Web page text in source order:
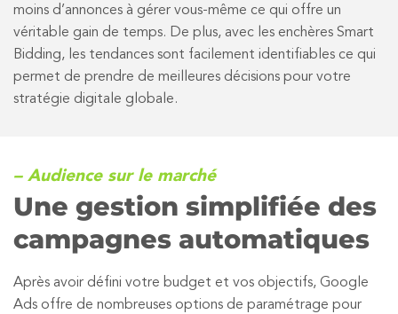
moins d’annonces à gérer vous-même ce qui offre un
véritable gain de temps. De plus, avec les enchères Smart
Bidding, les tendances sont facilement identifiables ce qui
permet de prendre de meilleures décisions pour votre
stratégie digitale globale.
– Audience sur le marché
Une gestion simplifiée des
campagnes automatiques
Après avoir défini votre budget et vos objectifs, Google
Ads offre de nombreuses options de paramétrage pour